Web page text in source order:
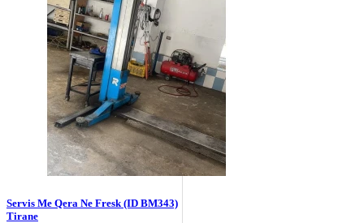
Servis Me Qera Ne Fresk (ID BM343)
Tirane